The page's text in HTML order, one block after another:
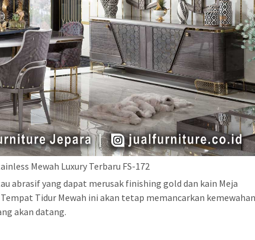
Mewah Luxury Terbaru FS-172
abrasif yang dapat merusak finishing gold dan kain Meja
Tidur Mewah ini akan tetap memancarkan
akan datang.